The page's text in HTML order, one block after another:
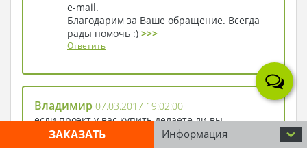
e-mail.
Благодарим за Ваше обращение. Всегда
рады помочь :) >>>
Ответить
Владимир 07.03.2017 19:02:00
если проэкт у вас купить делаете ли вы
документы разрешение на строительство и ввод
ЗАКАЗАТЬ Информация